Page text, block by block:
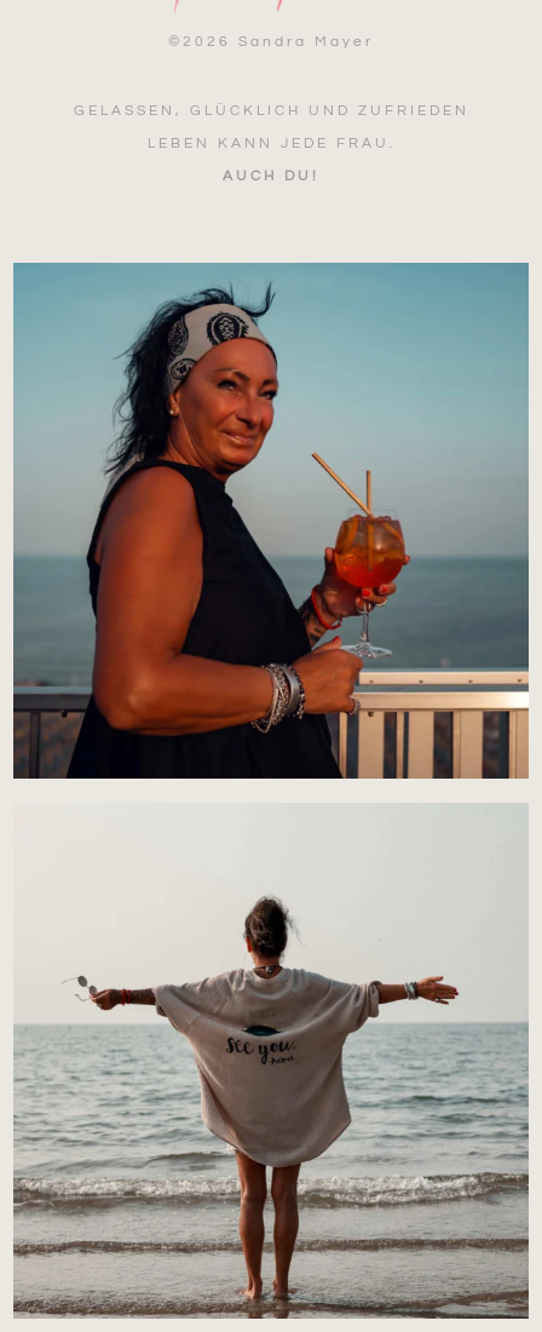
© 2026 Sandra Mayer
GELASSEN, GLÜCKLICH UND ZUFRIEDEN
LEBEN KANN JEDE FRAU.
AUCH DU!